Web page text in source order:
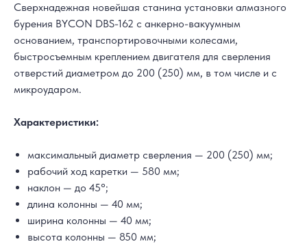
Сверхнадежная новейшая станина установки алмазного
бурения BYCON DBS-162 c анкерно-вакуумным
основанием, транспортировочными колесами,
быстросъемным креплением двигателя для сверления
отверстий диаметром до 200 (250) мм, в том числе и с
микроударом.
Характеристики:
максимальный диаметр сверления — 200 (250) мм;
рабочий ход каретки — 580 мм;
наклон — до 45°;
длина колонны — 40 мм;
ширина колонны — 40 мм;
высота колонны — 850 мм;